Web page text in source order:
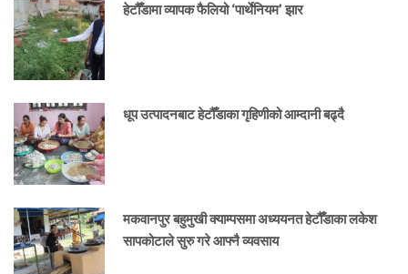
हेटौँडामा व्यापक फैलियो ‘पार्थेनियम’ झार
धूप उत्पादनबाट हेटौँडाका गृहिणीको आम्दानी बढ्दै
मकवानपुर बहुमुखी क्याम्पसमा अध्ययनत हेटौँडाका लकेश
सापकोटाले सुरु गरे आफ्नै व्यवसाय